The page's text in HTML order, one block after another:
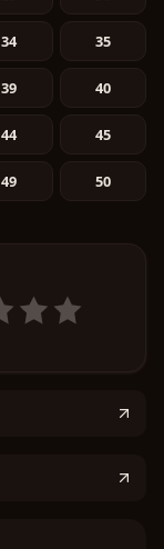
34 35
39 40
44 45
49 50